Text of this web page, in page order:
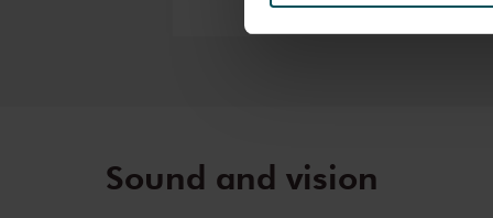
We werken samen met32
Sound and vision